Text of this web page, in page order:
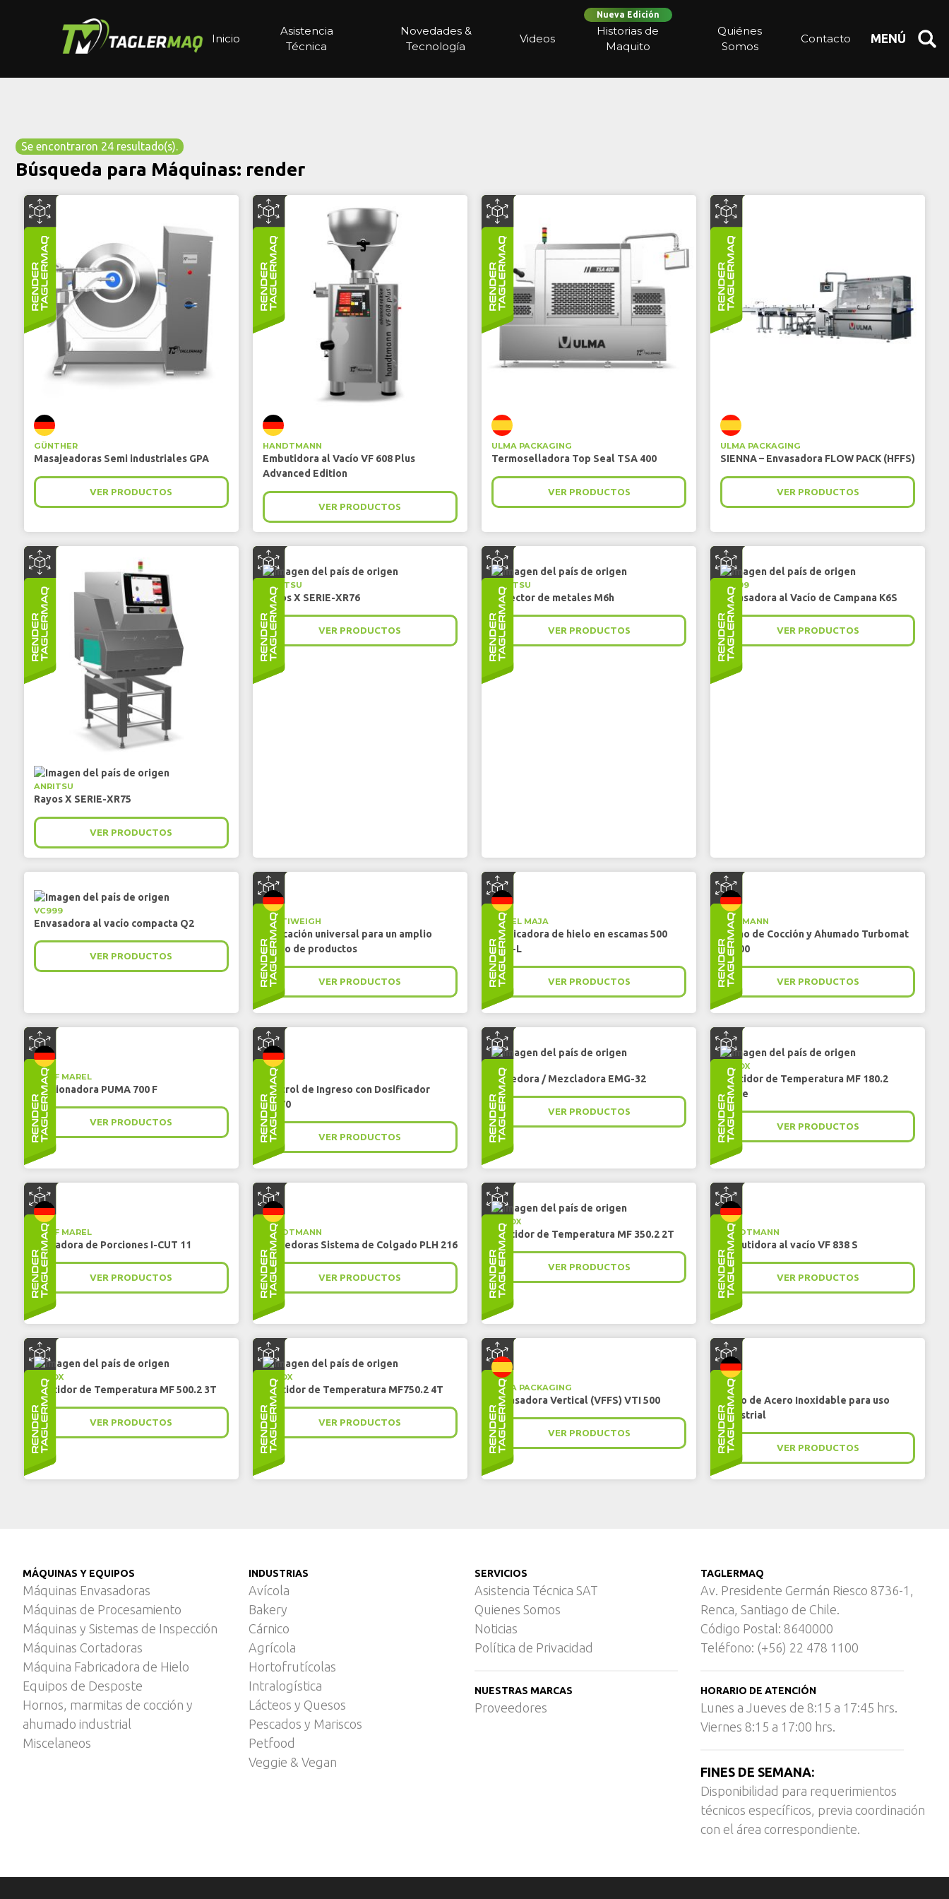
Inicio
Asistencia
Técnica
Novedades &
Tecnología
Videos
Nueva Edición
Historias de
Maquito
Quiénes
Somos
Contacto MENÚ
Se encontraron 24 resultado(s).
Búsqueda para Máquinas: render
GÜNTHER
Masajeadoras Semi industriales GPA
VER PRODUCTOS
HANDTMANN
Embutidora al Vacío VF 608 Plus
Advanced Edition
VER PRODUCTOS
ULMA PACKAGING
Termoselladora Top Seal TSA 400
VER PRODUCTOS
ULMA PACKAGING
SIENNA – Envasadora FLOW PACK (HFFS)
VER PRODUCTOS
ANRITSU
Rayos X SERIE-XR75
VER PRODUCTOS
ANRITSU
Rayos X SERIE-XR76
VER PRODUCTOS
ANRITSU
Detector de metales M6h
VER PRODUCTOS
VC999
Envasadora al Vacío de Campana K6S
VER PRODUCTOS
VC999
Envasadora al vacío compacta Q2
VER PRODUCTOS
MULTIWEIGH
Aplicación universal para un amplio
rango de productos
VER PRODUCTOS
MAREL MAJA
Fabricadora de hielo en escamas 500
SAH-L
VER PRODUCTOS
FESSMANN
Horno de Cocción y Ahumado Turbomat
T3000
VER PRODUCTOS
TREIF MAREL
Porcionadora PUMA 700 F
VER PRODUCTOS
ITEC
Control de Ingreso con Dosificador
23770
VER PRODUCTOS
BIRO
Moledora / Mezcladora EMG-32
VER PRODUCTOS
IRINOX
Abatidor de Temperatura MF 180.2
Large
VER PRODUCTOS
TREIF MAREL
Cortadora de Porciones I-CUT 11
VER PRODUCTOS
HANDTMANN
Torcedoras Sistema de Colgado PLH 216
VER PRODUCTOS
IRINOX
Abatidor de Temperatura MF 350.2 2T
VER PRODUCTOS
HANDTMANN
Embutidora al vacío VF 838 S
VER PRODUCTOS
IRINOX
Abatidor de Temperatura MF 500.2 3T
VER PRODUCTOS
IRINOX
Abatidor de Temperatura MF750.2 4T
VER PRODUCTOS
ULMA PACKAGING
Envasadora Vertical (VFFS) VTI 500
VER PRODUCTOS
ITEC
Carro de Acero Inoxidable para uso
industrial
VER PRODUCTOS
MÁQUINAS Y EQUIPOS
Máquinas Envasadoras
Máquinas de Procesamiento
Máquinas y Sistemas de Inspección
Máquinas Cortadoras
Máquina Fabricadora de Hielo
Equipos de Desposte
Hornos, marmitas de cocción y
ahumado industrial
Miscelaneos
INDUSTRIAS
Avícola
Bakery
Cárnico
Agrícola
Hortofrutícolas
Intralogística
Lácteos y Quesos
Pescados y Mariscos
Petfood
Veggie & Vegan
SERVICIOS
Asistencia Técnica SAT
Quienes Somos
Noticias
Política de Privacidad
NUESTRAS MARCAS
Proveedores
TAGLERMAQ
Av. Presidente Germán Riesco 8736-1,
Renca, Santiago de Chile.
Código Postal: 8640000
Teléfono: (+56) 22 478 1100
HORARIO DE ATENCIÓN
Lunes a Jueves de 8:15 a 17:45 hrs.
Viernes 8:15 a 17:00 hrs.
FINES DE SEMANA:
Disponibilidad para requerimientos
técnicos específicos, previa coordinación
con el área correspondiente.